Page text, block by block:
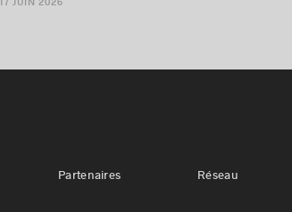
17 JUIN 2026
Partenaires Réseau